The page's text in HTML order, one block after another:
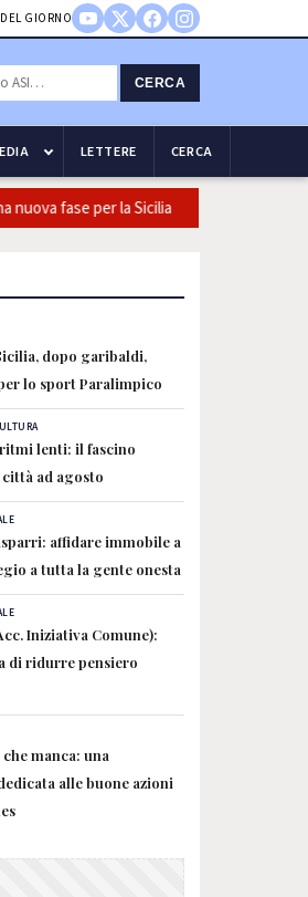
GIORNO
CERCA
LETTERE CERCA
fase per la Sicilia
dopo garibaldi,
lo sport Paralimpico
lenti: il fascino
ad agosto
affidare immobile a
a tutta la gente onesta
Iniziativa Comune):
di ridurre pensiero
manca: una
alle buone azioni